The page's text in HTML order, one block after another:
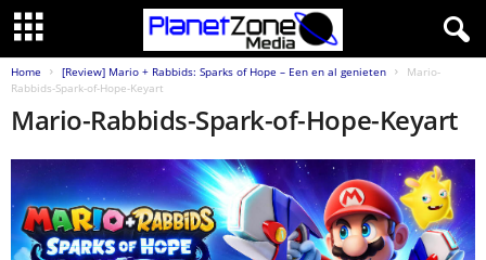
Home [Review] Mario + Rabbids: Sparks of Hope – Een en al genieten
Mario-
Rabbids-Spark-of-Hope-Keyart
Mario-Rabbids-Spark-of-Hope-Keyart